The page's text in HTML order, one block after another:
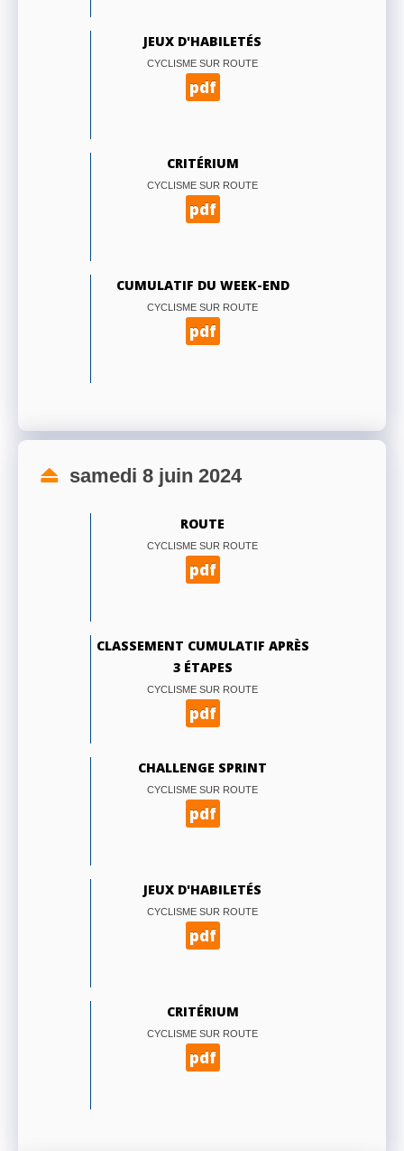
JEUX D'HABILETÉS
CYCLISME SUR ROUTE
pdf
CRITÉRIUM
CYCLISME SUR ROUTE
pdf
CUMULATIF DU WEEK-END
CYCLISME SUR ROUTE
pdf
samedi 8 juin 2024
ROUTE
CYCLISME SUR ROUTE
pdf
CLASSEMENT CUMULATIF APRÈS
3 ÉTAPES
CYCLISME SUR ROUTE
pdf
CHALLENGE SPRINT
CYCLISME SUR ROUTE
pdf
JEUX D'HABILETÉS
CYCLISME SUR ROUTE
pdf
CRITÉRIUM
CYCLISME SUR ROUTE
pdf